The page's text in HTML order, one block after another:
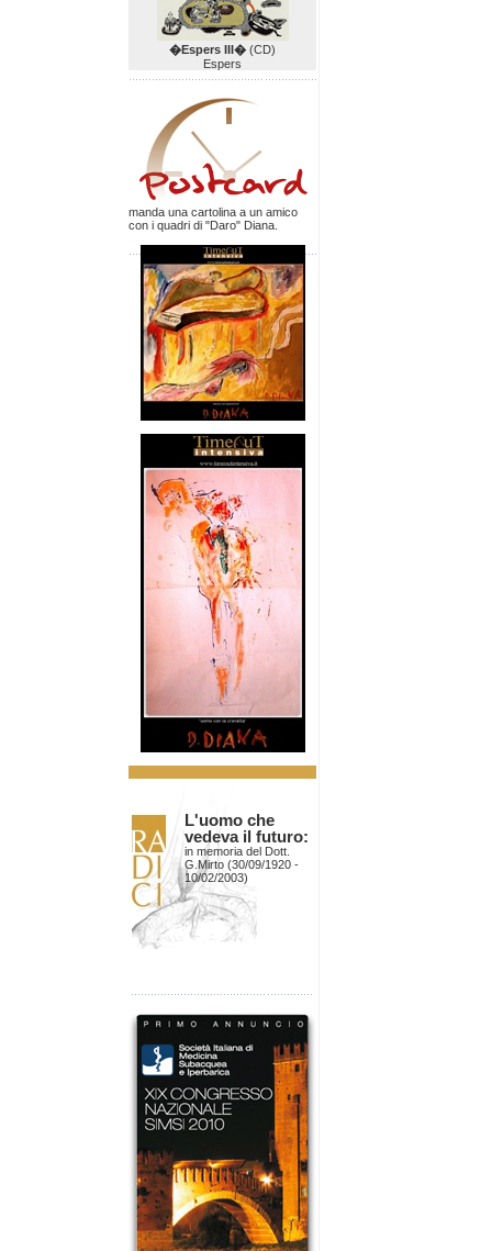
�Espers III� (CD)
Espers
manda una cartolina a un amico
con i quadri di "Daro" Diana.
L'uomo che
vedeva il futuro:
in memoria del Dott.
G.Mirto (30/09/1920 -
10/02/2003)